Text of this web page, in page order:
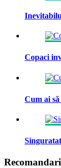
Copaci
Cum ai
Recomandari